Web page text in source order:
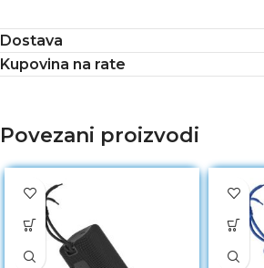
Dostava
Kupovina na rate
Povezani proizvodi